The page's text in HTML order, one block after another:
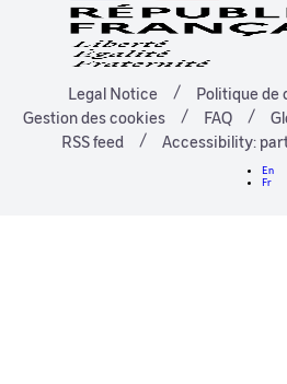
Legal Notice
Politique de
Gestion des cookies
FAQ
RSS feed
Accessibility:
En
Fr